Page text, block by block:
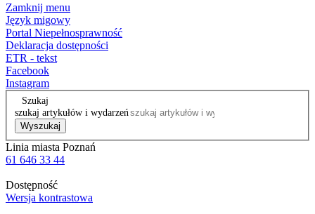
Zamknij menu
Język migowy
Portal Niepełnosprawność
Deklaracja dostępności
ETR - tekst
Facebook
Instagram
Szukaj
szukaj artykułów i wydarzeń
Wyszukaj
Linia miasta Poznań
61 646 33 44
Dostępność
Wersja kontrastowa